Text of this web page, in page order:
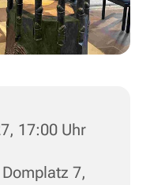
17:00 Uhr
7,